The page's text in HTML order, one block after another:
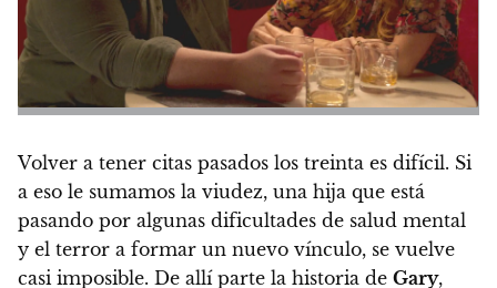
Volver a tener citas pasados los treinta es difícil. Si
a eso le sumamos la viudez, una hija que está
pasando por algunas dificultades de salud mental
y el terror a formar un nuevo vínculo, se vuelve
casi imposible. De allí parte la historia de Gary,